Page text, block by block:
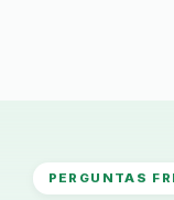
PERGUNTAS